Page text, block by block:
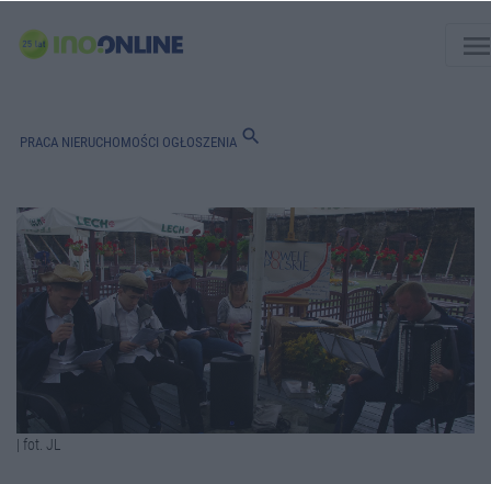
PRACA NIERUCHOMOŚCI OGŁOSZENIA search
| fot. JL